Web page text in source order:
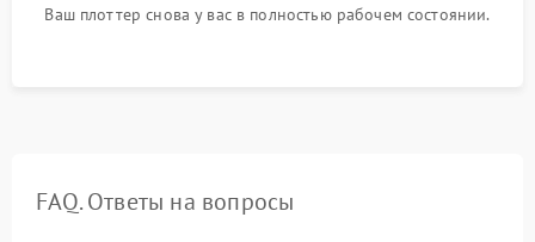
Ваш плоттер снова у вас в полностью рабочем состоянии.
FAQ. Ответы на вопросы